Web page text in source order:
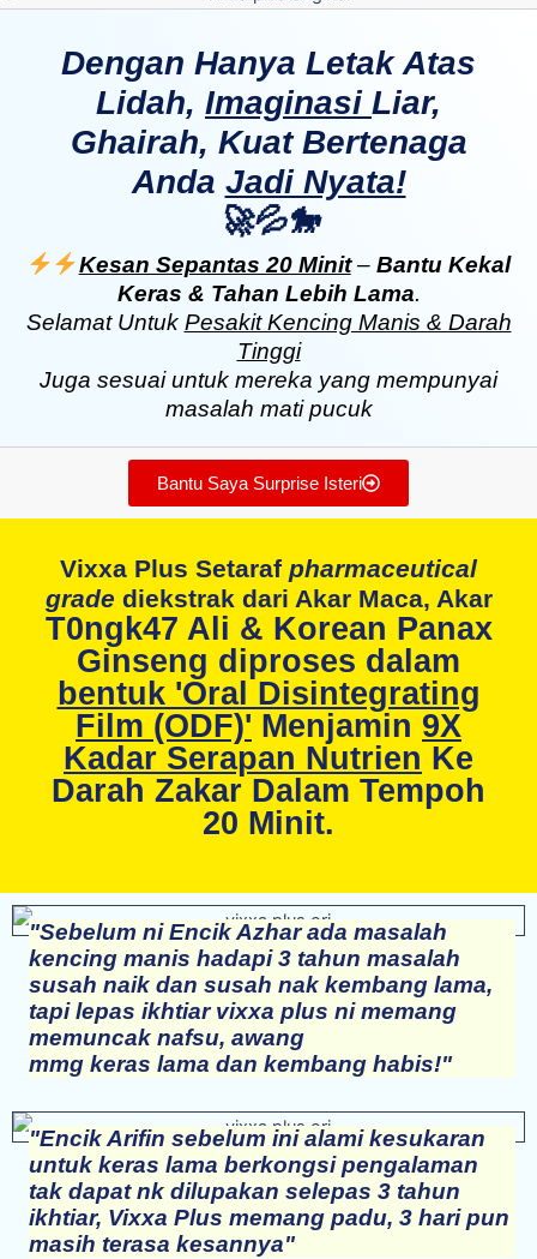
Dengan Hanya Letak Atas
Lidah, Imaginasi Liar,
Ghairah, Kuat Bertenaga
Anda Jadi Nyata!
🚀💦🐎
Kesan Sepantas 20 Minit– Bantu Kekal
Keras & Tahan Lebih Lama.
Selamat Untuk Pesakit Kencing Manis & Darah
Tinggi
Juga sesuai untuk mereka yang mempunyai
masalah mati pucuk
Bantu Saya Surprise Isteri
Vixxa Plus Setaraf pharmaceutical
grade diekstrak dari Akar Maca, Akar
T0ngk47 Ali & Korean Panax
Ginseng diproses dalam
bentuk 'Oral Disintegrating
Film (ODF)' Menjamin 9X
Kadar Serapan Nutrien Ke
Darah Zakar Dalam Tempoh
20 Minit.
"Sebelum ni Encik Azhar ada masalah
kencing manis hadapi 3 tahun masalah
susah naik dan susah nak kembang lama,
tapi lepas ikhtiar vixxa plus ni memang
memuncak nafsu, awang
mmg keras lama dan kembang habis!"
"Encik Arifin sebelum ini alami kesukaran
untuk keras lama berkongsi pengalaman
tak dapat nk dilupakan selepas 3 tahun
ikhtiar, Vixxa Plus memang padu, 3 hari pun
masih terasa kesannya"​